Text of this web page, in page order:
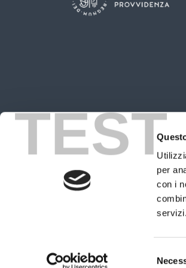
TEST
per
con i
servizi.
facebook twitter